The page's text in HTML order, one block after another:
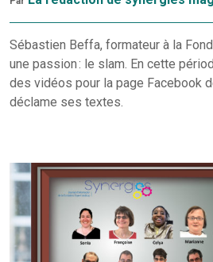
Sébastien Beffa, formateur à la
une passion : le slam. En cette
des vidéos pour la page Facebook
déclame ses textes.